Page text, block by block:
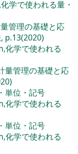
学で使われる量・
管理の基礎と応
p.13(2020)
化学で使われる
量管理の基礎と応
単位・記号
化学で使われる
単位・記号
化学で使われる